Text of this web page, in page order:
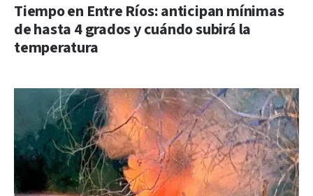
Tiempo en Entre Ríos: anticipan mínimas
de hasta 4 grados y cuándo subirá la
temperatura